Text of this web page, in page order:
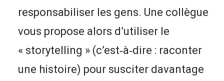
responsabiliser les gens. Une collègue
vous propose alors d’utiliser le
« storytelling » (c’est‑à‑dire : raconter
une histoire) pour susciter davantage